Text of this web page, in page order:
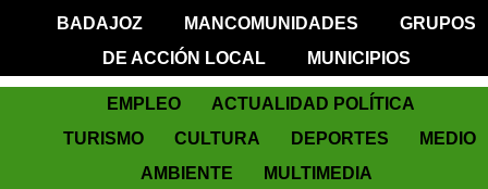
BADAJOZ
MANCOMUNIDADES
GRUPOS
DE ACCIÓN LOCAL
MUNICIPIOS
EMPLEO
ACTUALIDAD POLÍTICA
TURISMO
CULTURA DEPORTES
MEDIO
AMBIENTE
MULTIMEDIA